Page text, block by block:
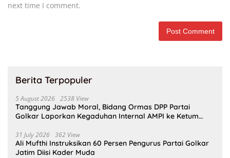
next time I comment.
Berita Terpopuler
5 August 2026 2538 View
Tanggung Jawab Moral, Bidang Ormas DPP Partai
Golkar Laporkan Kegaduhan Internal AMPI ke Ketum
31 July 2026 362 View
Ali Mufthi Instruksikan 60 Persen Pengurus Partai Golkar
Jatim Diisi Kader Muda